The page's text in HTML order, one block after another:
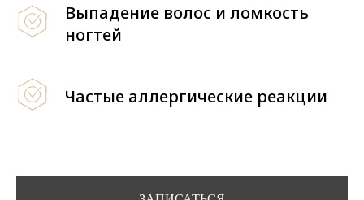
Выпадение волос и ломкость
ногтей
Частые аллергические реакции